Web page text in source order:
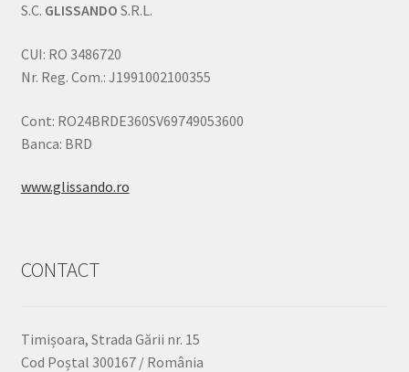
S.C. GLISSANDO S.R.L.
CUI: RO 3486720
Nr. Reg. Com.: J1991002100355
Cont: RO24BRDE360SV69749053600
Banca: BRD
www.glissando.ro
CONTACT
Timișoara, Strada Gării nr. 15
Cod Poștal 300167 / România